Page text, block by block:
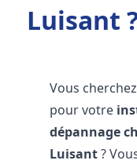
Luisant
Vous
pour votre
dépannage
Luisant?